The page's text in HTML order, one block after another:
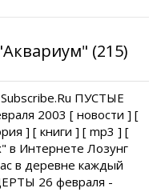
(215)
ПУСТЫЕ
2003 [ новости ] [
] [ книги ] [ mp3 ] [
в Интернете Лозунг
в деревне каждый
26 февраля -